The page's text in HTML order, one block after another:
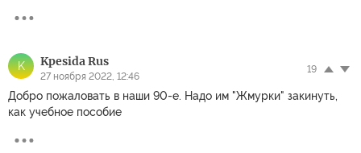
K Kpesida Rus
27 ноября 2022, 12:46
19
Добро пожаловать в наши 90-е. Надо им "Жмурки" закинуть,
как учебное пособие